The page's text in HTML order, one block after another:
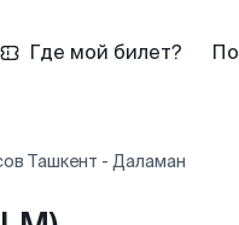
Где мой билет?
Ташкент - Даламан